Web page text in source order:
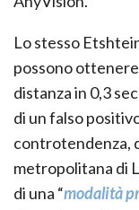
Lo stesso
possono
distanza in 0,3
di un falso
controtendenza,
metropolitana di
di una “modalità